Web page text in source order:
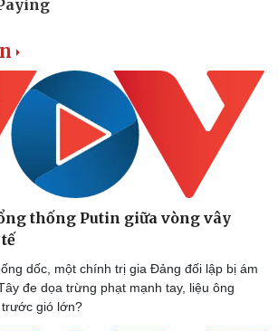
thống Putin giữa vòng vây
dốc, một chính trị gia Đảng đối lập bị ám
đe dọa trừng phạt mạnh tay, liệu ông
gió lớn?